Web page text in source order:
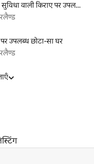
पूल की सुविधा वाली किराए पर उपलब्ध लिस्टिंग
उपलब्ध छोटा-सा घर